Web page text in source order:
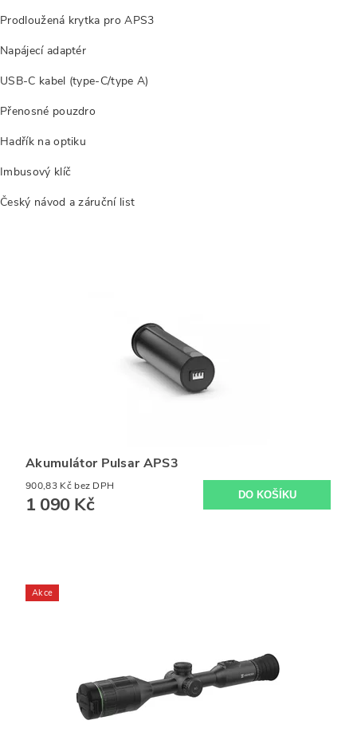
Prodloužená krytka pro APS3
Napájecí adaptér
USB-C kabel (type-C/type A)
Přenosné pouzdro
Hadřík na optiku
Imbusový klíč
Český návod a záruční list
Akumulátor Pulsar APS3
900,83 Kč bez DPH
1 090 Kč
Akce